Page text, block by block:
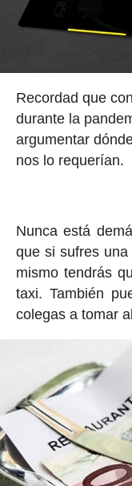
Recordad que
durante la
argumentar
nos lo requerían.
Nunca está
que si sufres
mismo tendrás
taxi. También
colegas a tomar